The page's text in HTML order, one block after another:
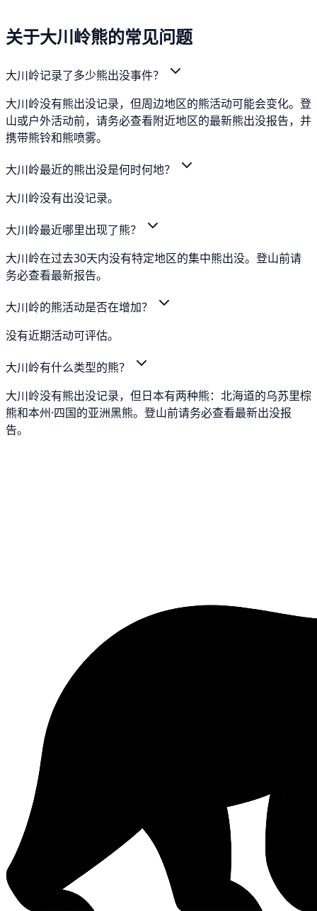
关于大川岭熊的常见问题
大川岭记录了多少熊出没事件？
大川岭没有熊出没记录，但周边地区的熊活动可能会变化。登
山或户外活动前，请务必查看附近地区的最新熊出没报告，并
携带熊铃和熊喷雾。
大川岭最近的熊出没是何时何地？
大川岭没有出没记录。
大川岭最近哪里出现了熊？
大川岭在过去30天内没有特定地区的集中熊出没。登山前请
务必查看最新报告。
大川岭的熊活动是否在增加？
没有近期活动可评估。
大川岭有什么类型的熊？
大川岭没有熊出没记录，但日本有两种熊：北海道的乌苏里棕
熊和本州·四国的亚洲黑熊。登山前请务必查看最新出没报
告。